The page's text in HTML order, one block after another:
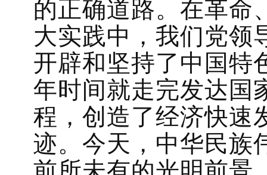
的正确道路。在革命
大实践中，我们党领
开辟和坚持了中国特
年时间就走完发达国
程，创造了经济快速
迹。今天，中华民族